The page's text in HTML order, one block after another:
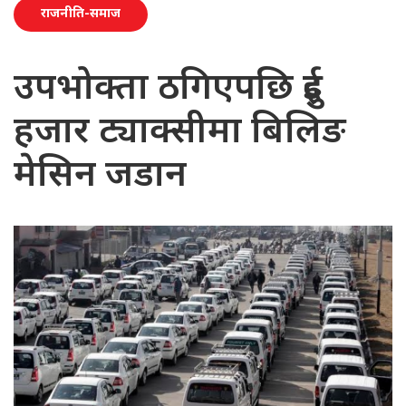
राजनीति-समाज
उपभोक्ता ठगिएपछि दुई
हजार ट्याक्सीमा बिलिङ
मेसिन जडान